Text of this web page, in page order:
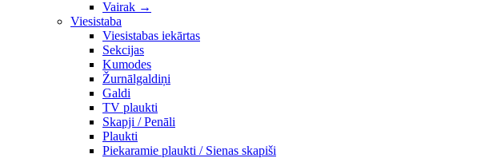
Vairak →
Viesistaba
Viesistabas iekārtas
Sekcijas
Kumodes
Žurnālgaldiņi
Galdi
TV plaukti
Skapji / Penāli
Plaukti
Piekaramie plaukti / Sienas skapiši